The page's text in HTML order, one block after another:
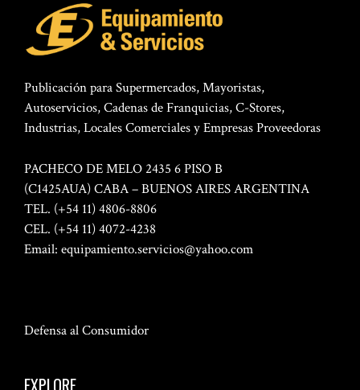
Publicación para Supermercados, Mayoristas,
Autoservicios, Cadenas de Franquicias, C-Stores,
Industrias, Locales Comerciales y Empresas Proveedoras
PACHECO DE MELO 2435 6 PISO B
(C1425AUA) CABA – BUENOS AIRES ARGENTINA
TEL. (+54 11) 4806-8806
CEL. (+54 11) 4072-4238
Email: equipamiento.servicios@yahoo.com
Defensa al Consumidor
EXPLORE